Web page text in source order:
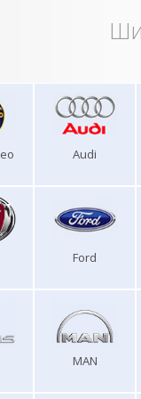
Audi
Ford
MAN